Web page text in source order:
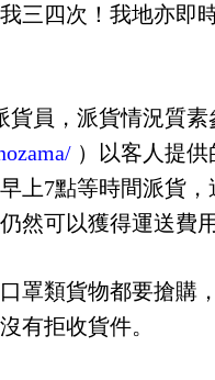
三四次！我地亦即
貨員，派貨情況質
）以客人提
上7點等時間派貨
然可以獲得運送費用
罩類貨物都要搶購
有拒收貨件。